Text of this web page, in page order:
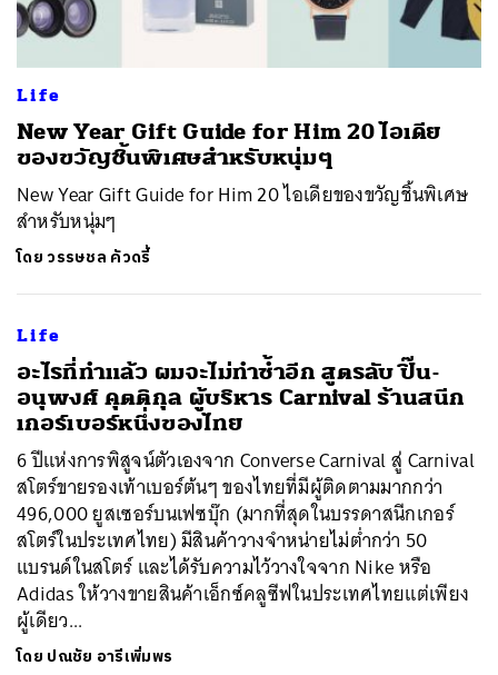
Life
New Year Gift Guide for Him 20 ไอเดีย
ของขวัญชิ้นพิเศษสำหรับหนุ่มๆ
New Year Gift Guide for Him 20 ไอเดียของขวัญชิ้นพิเศษ
สำหรับหนุ่มๆ
โดยวรรษชล คัวดรี้
Life
อะไรที่ทำแล้ว ผมจะไม่ทำซ้ำอีก สูตรลับ ปิ๊น-
อนุพงศ์ คุตติกุล ผู้บริหาร Carnival ร้านสนีก
เกอร์เบอร์หนึ่งของไทย
6 ปีแห่งการพิสูจน์ตัวเองจาก Converse Carnival สู่ Carnival
สโตร์ขายรองเท้าเบอร์ต้นๆ ของไทยที่มีผู้ติดตามมากกว่า
496,000 ยูสเซอร์บนเฟซบุ๊ก (มากที่สุดในบรรดาสนีกเกอร์
สโตร์ในประเทศไทย) มีสินค้าวางจำหน่ายไม่ต่ำกว่า 50
แบรนด์ในสโตร์ และได้รับความไว้วางใจจาก Nike หรือ
Adidas ให้วางขายสินค้าเอ็กซ์คลูซีฟในประเทศไทยแต่เพียง
ผู้เดียว...
โดย ปณชัย อารีเพิ่มพร